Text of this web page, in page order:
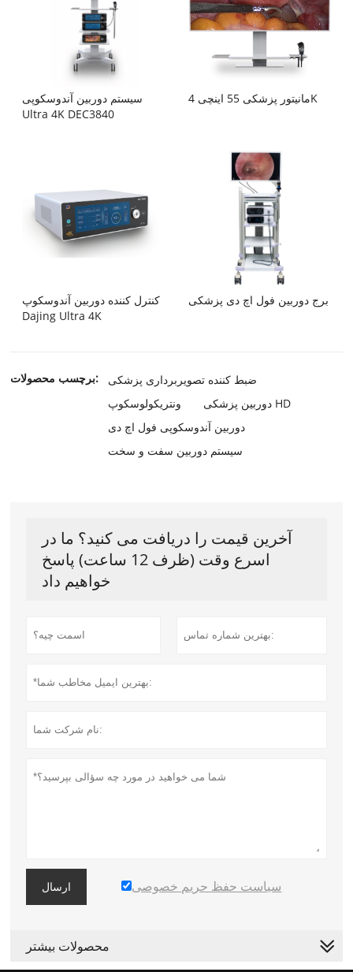
سیستم دوربین آندوسکوپی
Ultra 4K DEC3840
مانیتور پزشکی 55 اینچی 4K
کنترل کننده دوربین آندوسکوپ
Dajing Ultra 4K
برج دوربین فول اچ دی پزشکی
برچسب محصولات:
ضبط کننده تصویربرداری پزشکی
ونتریکولوسکوپ
دوربین پزشکی HD
دوربین آندوسکوپی فول اچ دی
سیستم دوربین سفت و سخت
آخرین قیمت را دریافت می کنید؟ ما در
اسرع وقت (ظرف 12 ساعت) پاسخ
خواهیم داد
ارسال سیاست حفظ حریم خصوصی
محصولات بیشتر